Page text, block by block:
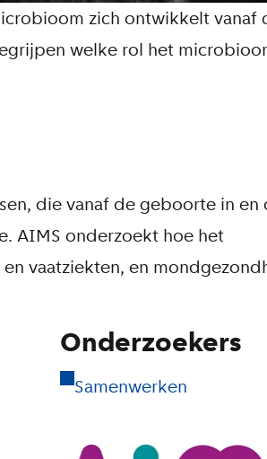
zich ontwikkelt vanaf
welke rol het
die vanaf de geboorte in en
AIMS onderzoekt hoe het
vaatziekten, en
Onderzoekers
Samenwerken